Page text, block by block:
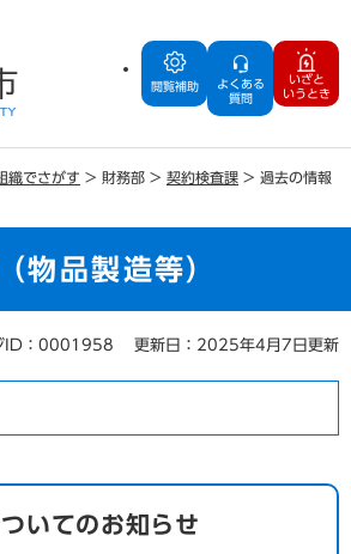
閲覧補助
よくある
質問
いざと
いうとき
織でさがす > 財務部 > 契約検査課 > 過去の情報
物品製造等）
ID：0001958 更新日：2025年4月7日更新
いてのお知らせ